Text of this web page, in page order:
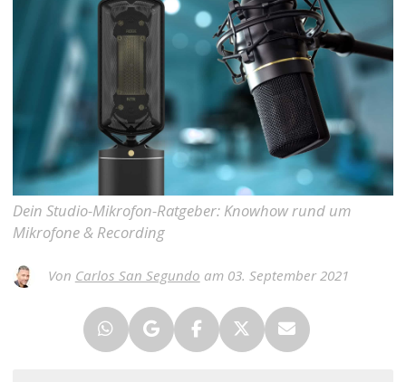
Dein Studio-Mikrofon-Ratgeber: Knowhow rund um
Mikrofone & Recording
Von Carlos San Segundo am 03. September 2021